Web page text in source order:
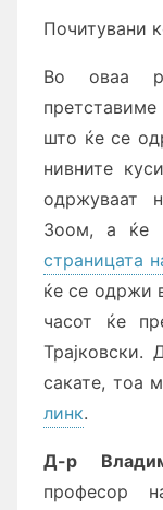
Почитувани
Во оваа
што ќе се
нивните
одржуваат
Зоом, а ќе
страницата
ќе се одржи
часот ќе
Трајковски.
сакате, тоа
линк.
Д-р
професор